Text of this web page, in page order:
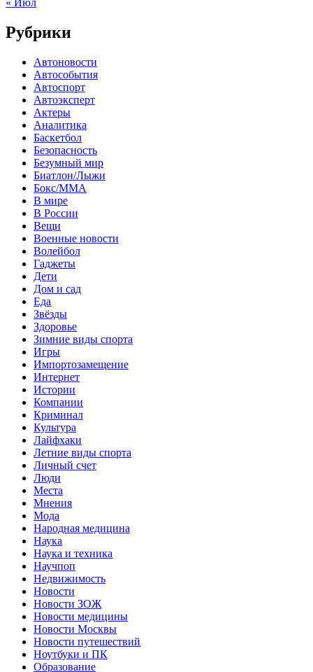
« Июл
Рубрики
Автоновости
Автособытия
Автоспорт
Автоэксперт
Актеры
Аналитика
Баскетбол
Безопасность
Безумный мир
Биатлон/Лыжи
Бокс/MMA
В мире
В России
Вещи
Военные новости
Волейбол
Гаджеты
Дети
Дом и сад
Еда
Звёзды
Здоровье
Зимние виды спорта
Игры
Импортозамещение
Интернет
Истории
Компании
Криминал
Культура
Лайфхаки
Летние виды спорта
Личный счет
Люди
Места
Мнения
Мода
Народная медицина
Наука
Наука и техника
Научпоп
Недвижимость
Новости
Новости ЗОЖ
Новости медицины
Новости Москвы
Новости путешествий
Ноутбуки и ПК
Образование